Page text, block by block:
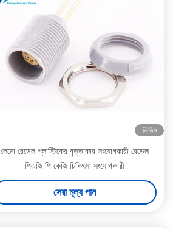
ভিডিও
লেমো রেডেল প্লাস্টিকের বৃত্তাকার সংযোগকারী রেডেল
পিএজি পি কেজি চিকিৎসা সংযোগকারী
সেরা মূল্য পান